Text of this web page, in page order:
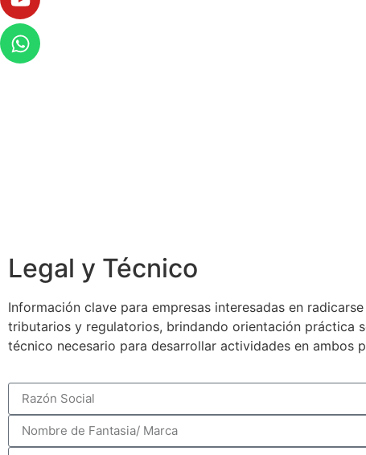
Legal y Técnico
Información clave para empresas interesadas en
tributarios y regulatorios, brindando orientación práctica
técnico necesario para desarrollar actividades en ambos